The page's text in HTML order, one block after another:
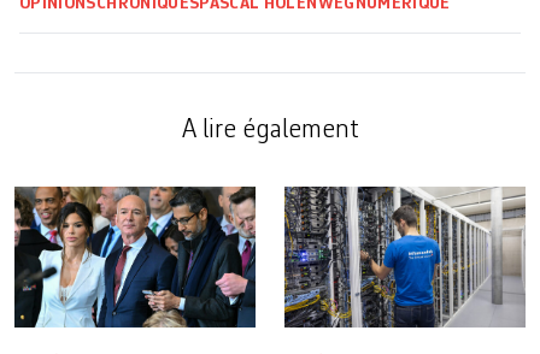
OPINIONSCHRONIQUES PASCAL HOLENWEG NUMÉRIQUE
A lire également